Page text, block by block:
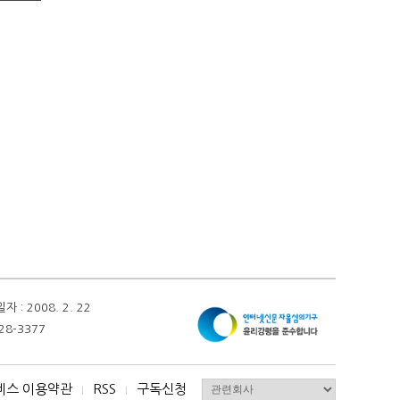
자 : 2008. 2. 22
3377
스 이용약관 I RSS I 구독신청